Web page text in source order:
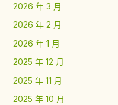
2026 年 3 月
2026 年 2 月
2026 年 1 月
2025 年 12 月
2025 年 11 月
2025 年 10 月